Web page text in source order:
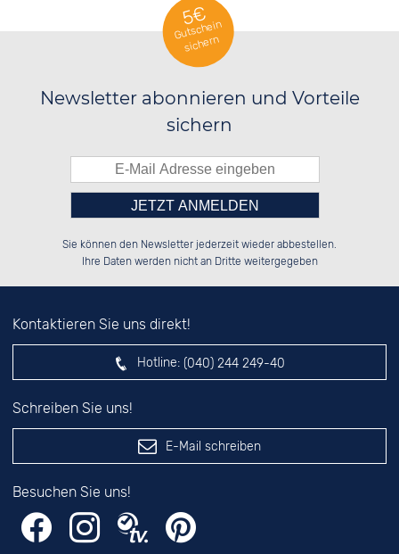
5€
Gutschein
sichern
Newsletter abonnieren und Vorteile
sichern
░░████░░░░████░░░░████░░░░████░░
░░░░██░░██░░░░░░██░░░░░░██░░░░░░
Bitte tragen Sie die Zahl in
das nebenstehende Feld ein.
Sie können den Newsletter jederzeit wieder abbestellen.
Ihre Daten werden nicht an Dritte weitergegeben
Kontaktieren Sie uns direkt!
Hotline: (040) 244 249-40
Schreiben Sie uns!
E-Mail schreiben
Besuchen Sie uns!